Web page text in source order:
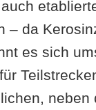
– da
es sich